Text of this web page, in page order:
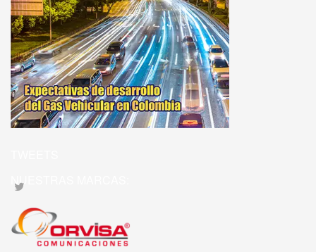
NUESTRAS MARCAS: